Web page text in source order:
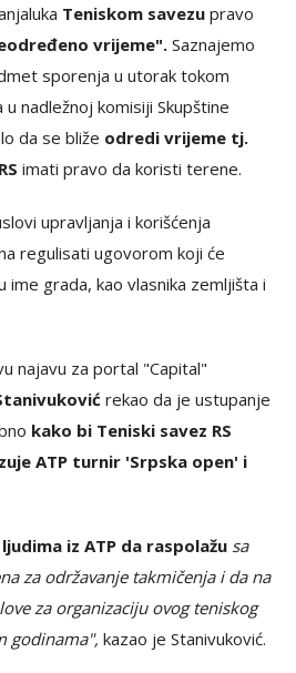
Teniskom savezu pravo
vrijeme". Saznajemo
sporenja u utorak tokom
nadležnoj komisiji Skupštine
da se bliže odredi vrijeme tj.
imati pravo da koristi terene.
upravljanja i korišćenja
regulisati ugovorom koji će
ime grada, kao vlasnika zemljišta i
najavu za portal "Capital"
rekao da je ustupanje
kako bi Teniski savez RS
ATP turnir 'Srpska open' i
iz ATP da raspolažu sa
za održavanje takmičenja i da na
za organizaciju ovog teniskog
godinama", kazao je Stanivuković.